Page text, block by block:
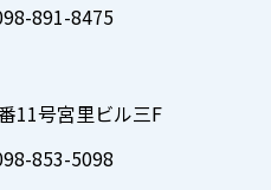
891-8475
11号宮里ビル三F
853-5098